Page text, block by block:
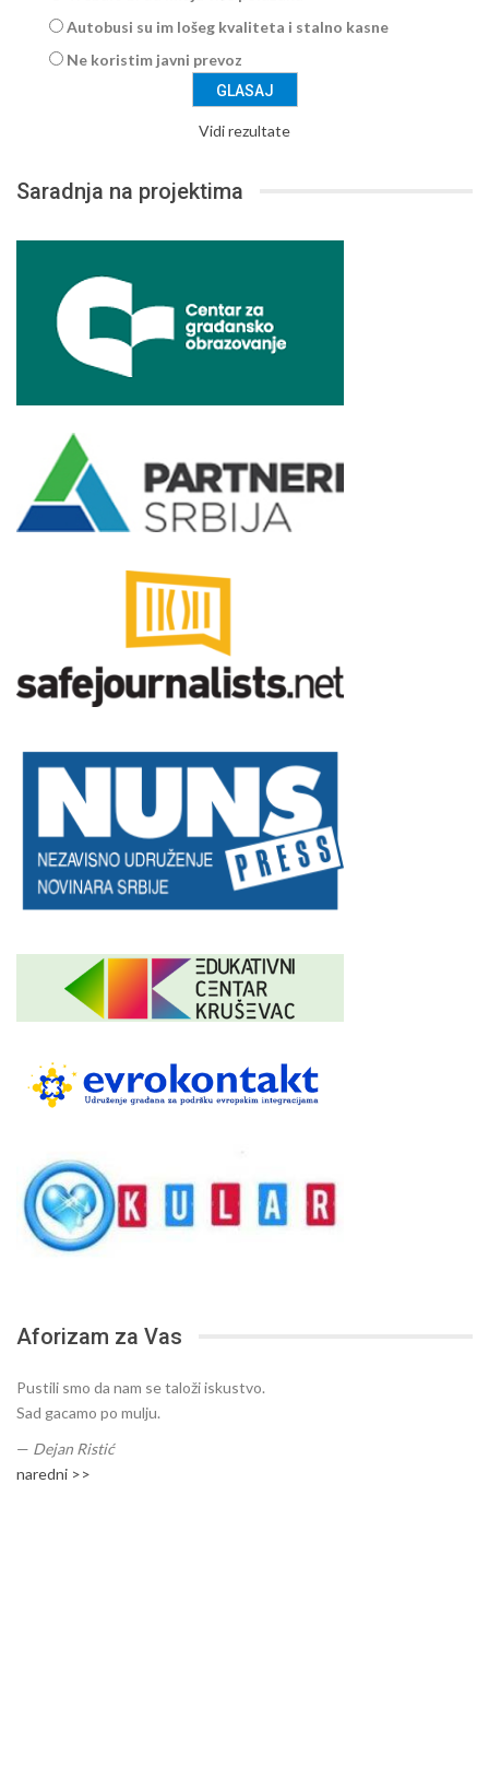
Autobusi su im lošeg kvaliteta i stalno kasne
Ne koristim javni prevoz
Vidi rezultate
Saradnja na projektima
Aforizam za Vas
Pustili smo da nam se taloži iskustvo.
Sad gacamo po mulju.
— Dejan Ristić
naredni >>